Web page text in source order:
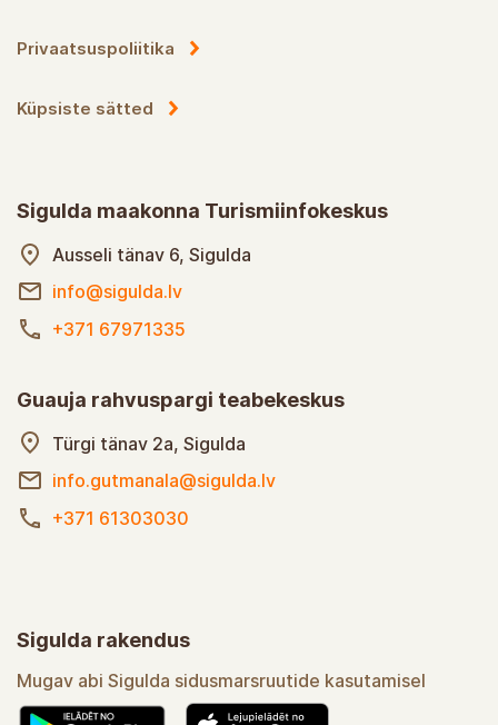
Privaatsuspoliitika
Küpsiste sätted
Sigulda maakonna Turismiinfokeskus
Ausseli tänav 6, Sigulda
info@sigulda.lv
+371 67971335
Guauja rahvuspargi teabekeskus
Türgi tänav 2a, Sigulda
info.gutmanala@sigulda.lv
+371 61303030
Sigulda rakendus
Mugav abi Sigulda sidusmarsruutide kasutamisel